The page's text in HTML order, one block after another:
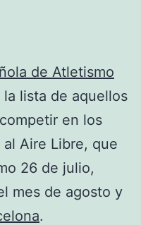
de Atletismo
la lista de aquellos
en los
Aire Libre, que
26 de julio,
mes de agosto y
.